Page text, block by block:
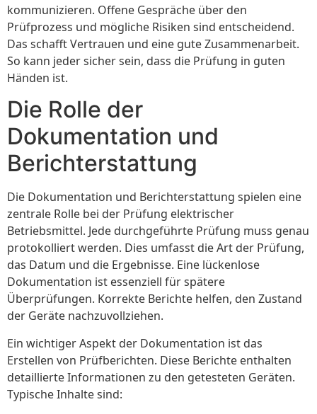
kommunizieren. Offene Gespräche über den
Prüfprozess und mögliche Risiken sind entscheidend.
Das schafft Vertrauen und eine gute Zusammenarbeit.
So kann jeder sicher sein, dass die Prüfung in guten
Händen ist.
Die Rolle der
Dokumentation und
Berichterstattung
Die Dokumentation und Berichterstattung spielen eine
zentrale Rolle bei der Prüfung elektrischer
Betriebsmittel. Jede durchgeführte Prüfung muss genau
protokolliert werden. Dies umfasst die Art der Prüfung,
das Datum und die Ergebnisse. Eine lückenlose
Dokumentation ist essenziell für spätere
Überprüfungen. Korrekte Berichte helfen, den Zustand
der Geräte nachzuvollziehen.
Ein wichtiger Aspekt der Dokumentation ist das
Erstellen von Prüfberichten. Diese Berichte enthalten
detaillierte Informationen zu den getesteten Geräten.
Typische Inhalte sind: